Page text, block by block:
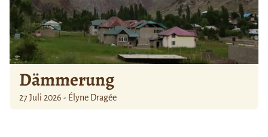
Dämmerung
27 Juli 2026 - Élyne Dragée